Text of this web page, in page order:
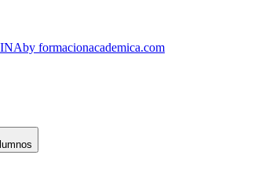
by formacionacademica.com